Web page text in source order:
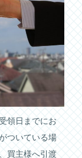
領日までにお
ついている場
買主様へ引渡